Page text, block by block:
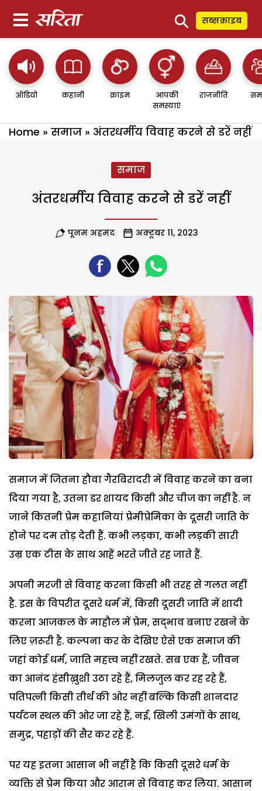
⚲ सब्सक्राइब
ऑडियो कहानी क्राइम
आपकी
समस्याएं
राजनीति
Home » समाज » अंतरधर्मीय विवाह करने से डरें नहीं
समाज
अंतरधर्मीय विवाह करने से डरें नहीं
पूनम अहमद अक्टूबर 11, 2023
समाज में जितना हौवा गैरबिरादरी में विवाह करने का बना
दिया गया है, उतना डर शायद किसी और चीज का नहीं है. न
जाने कितनी प्रेम कहानियां प्रेमीप्रेमिका के दूसरी जाति के
होने पर दम तोड़ देती हैं. कभी लड़का, कभी लड़की सारी
उम्र एक टीस के साथ आहें भरते जीते रह जाते हैं.
अपनी मरजी से विवाह करना किसी भी तरह से गलत नहीं
है. इस के विपरीत दूसरे धर्म में, किसी दूसरी जाति में शादी
करना आजकल के माहौल में प्रेम, सद्भाव बनाए रखने के
लिए ज़रूरी है. कल्पना कर के देखिए ऐसे एक समाज की
जहां कोई धर्म, जाति महत्त्व नहीं रखते. सब एक हैं, जीवन
का आनंद हंसीख़ुशी उठा रहे हैं, मिलजुल कर रह रहे हैं,
पतिपत्नी किसी तीर्थ की ओर नहीं बल्कि किसी शानदार
पर्यटन स्थल की ओर जा रहे हैं, नई, खिली उमंगों के साथ,
समुद्र, पहाड़ों की सैर कर रहे हैं.
पर यह इतना आसान भी नहीं है कि किसी दूसरे धर्म के
व्यक्ति से प्रेम किया और आराम से विवाह कर लिया. आसान